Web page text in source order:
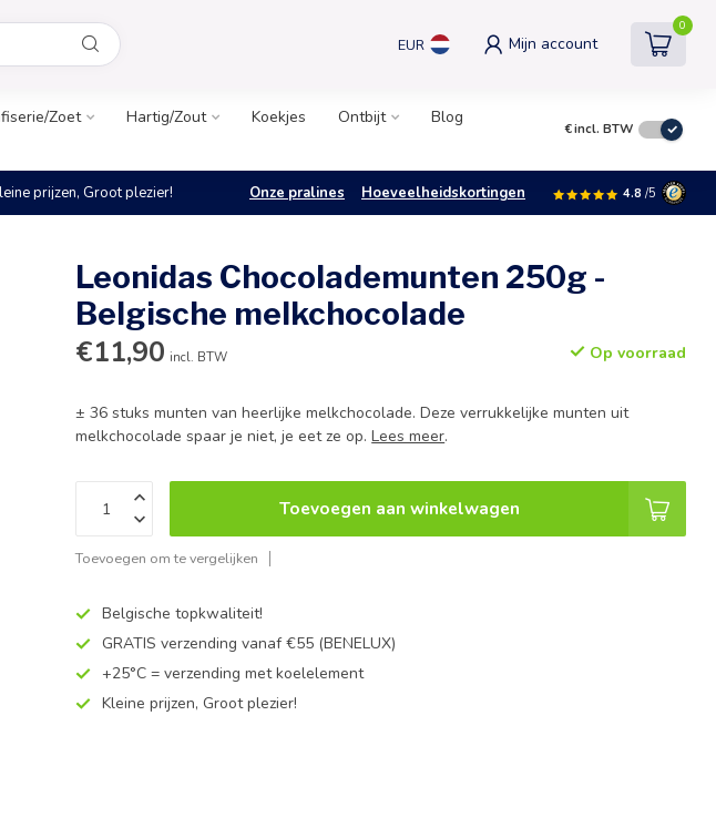
EUR Mijn account
0
Zoet Hartig/Zout Koekjes Ontbijt
Blog
€incl. BTW
prijzen, Groot plezier! Onze pralines Hoeveelheidskortingen 4.8 /5
Leonidas Chocolademunten 250g -
Belgische melkchocolade
€11,90 incl. BTW Op voorraad
± 36 stuks munten van heerlijke melkchocolade. Deze verrukkelijke munten uit
melkchocolade spaar je niet, je eet ze op.Lees meer.
Toevoegen aan winkelwagen
Toevoegen om te vergelijken
Belgische topkwaliteit!
GRATIS verzending vanaf €55 (BENELUX)
+25°C = verzending met koelelement
Kleine prijzen, Groot plezier!